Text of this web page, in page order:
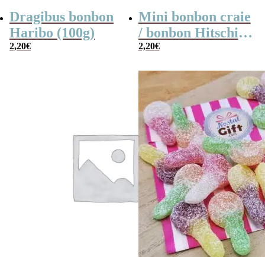
Dragibus bonbon
Haribo (100g)
2,20€
Mini bonbon craie
/ bonbon Hitschies
acide au fruit x 40
2,20€